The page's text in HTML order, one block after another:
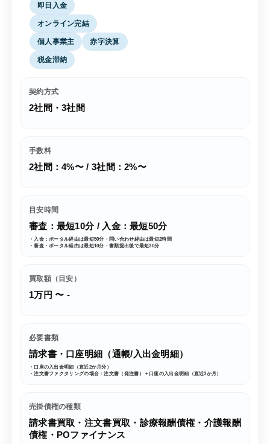
即日入金
オンライン完結
個人事業主 赤字決算
税金滞納
契約方式
2社間・3社間
手数料
2社間：4%〜 / 3社間：2%〜
目安時間
審査：最短10分 / 入金：最短50分
・入金：ポータル経由は最短50分・問い合わせ経由は最短2時間
・審査・ポータル経由は最短10分・書類提出後で最短30分
買取額（目安）
1万円 〜 -
必要書類
請求書・口座明細（通帳/入出金明細）
・口座の入出金明細（直近2か月分）
・注文書ファクタリングの場合：注文書（発注書）＋口座の入出金明細（直近3か月）
売掛債権の種類
請求書買取・注文書買取・診療報酬債権・介護報酬
債権・POファイナンス